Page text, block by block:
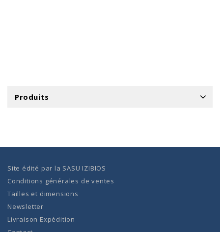
Produits
Site édité par la SASU IZIBIOS
Conditions générales de ventes
Tailles et dimensions
Newsletter
Livraison Expédition